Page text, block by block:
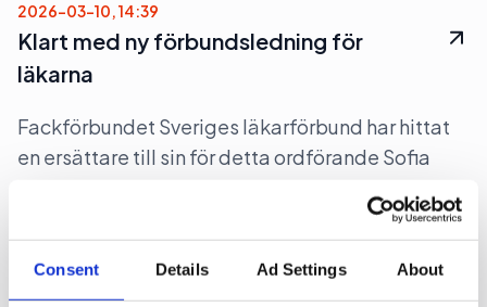
Consent Details Ad Settings About
2026-03-10, 14:39
Klart med ny förbundsledning för
läkarna
Fackförbundet Sveriges läkarförbund har hittat
en ersättare till sin för detta ordförande Sofia
centralorganisationen Saco.
Arbetarrörelser Arbetsmarknad